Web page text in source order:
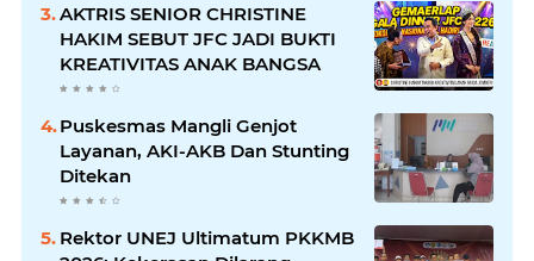
AKTRIS SENIOR CHRISTINE
HAKIM SEBUT JFC JADI BUKTI
KREATIVITAS ANAK BANGSA
Puskesmas Mangli Genjot
Layanan, AKI-AKB Dan Stunting
Ditekan
Rektor UNEJ Ultimatum PKKMB